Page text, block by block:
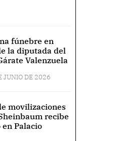
fúnebre en
la diputada del
Valenzuela
JUNIO DE 2026
movilizaciones
recibe
Palacio